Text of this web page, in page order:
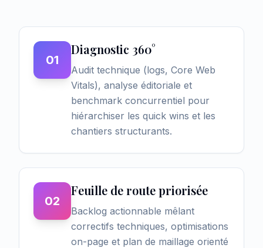
01
Diagnostic 360°
Audit technique (logs, Core Web
Vitals), analyse éditoriale et
benchmark concurrentiel pour
hiérarchiser les quick wins et les
chantiers structurants.
02
Feuille de route priorisée
Backlog actionnable mêlant
correctifs techniques, optimisations
on-page et plan de maillage orienté